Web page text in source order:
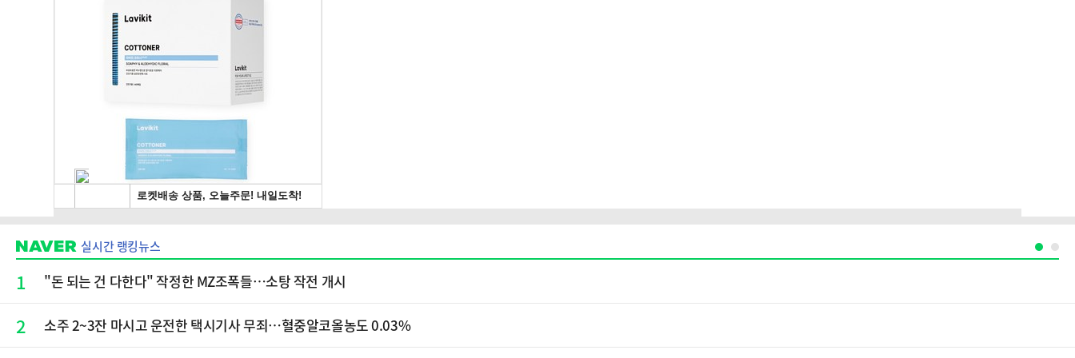
실시간 랭킹뉴스
1 "돈 되는 건 다한다" 작정한 MZ조폭들…소탕 작전 개시
2 소주 2~3잔 마시고 운전한 택시기사 무죄…혈중알코올농도 0.03%